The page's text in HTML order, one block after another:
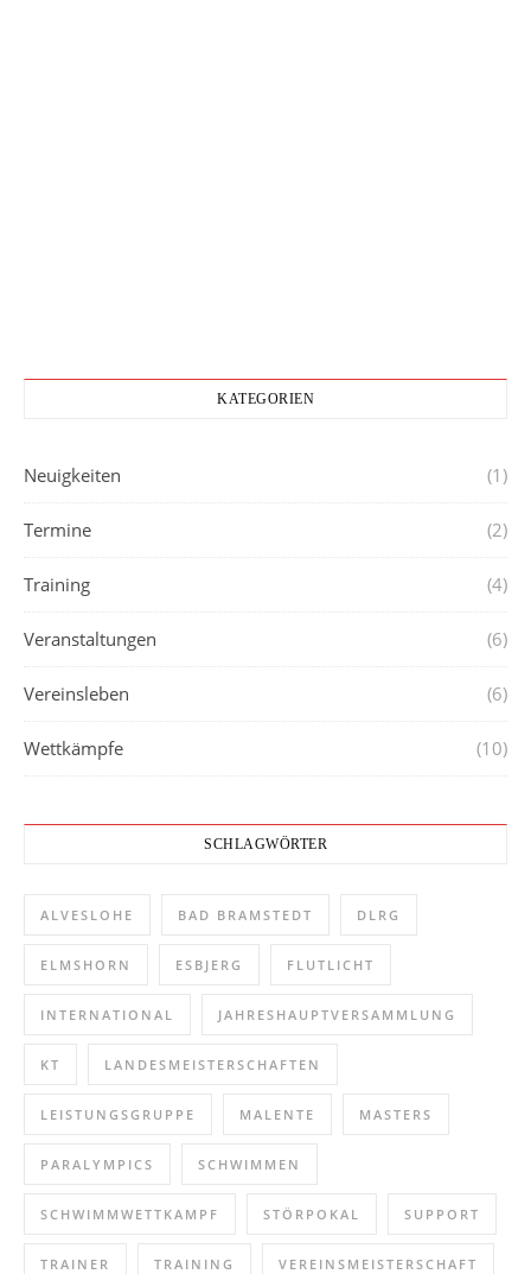
KATEGORIEN
Neuigkeiten (1)
Termine (2)
Training (4)
Veranstaltungen (6)
Vereinsleben (6)
Wettkämpfe (10)
SCHLAGWÖRTER
ALVESLOHE BAD BRAMSTEDT DLRG
ELMSHORN ESBJERG FLUTLICHT
INTERNATIONAL JAHRESHAUPTVERSAMMLUNG
KT LANDESMEISTERSCHAFTEN
LEISTUNGSGRUPPE MALENTE MASTERS
PARALYMPICS SCHWIMMEN
SCHWIMMWETTKAMPF STÖRPOKAL SUPPORT
TRAINER TRAINING VEREINSMEISTERSCHAFT